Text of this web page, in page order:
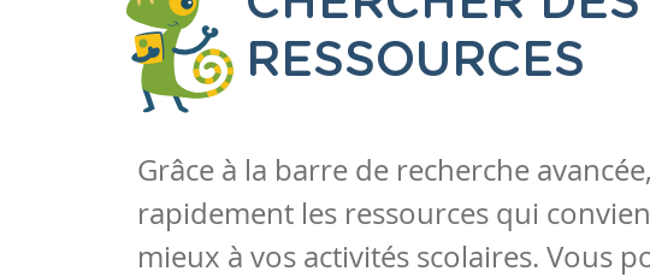
RESSOURCES
Grâce à la barre de recherche
rapidement les ressources qui
mieux à vos activités scolaires. Vous